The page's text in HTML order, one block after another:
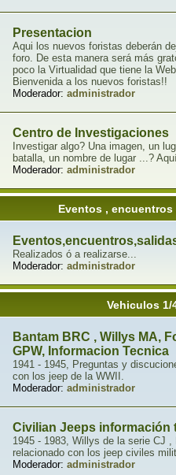
Presentacion
Aqui los nuevos foristas deberán
foro. De esta manera será más
poco la Virtualidad que tiene la
Bienvenida a los nuevos foristas!!
Moderador: administrador
Centro de Investigaciones
Investigar algo? Una imagen, un
batalla, un nombre de lugar ...?
Moderador: administrador
Eventos ,
Realizados ó a realizarse...
Moderador: administrador
Vehiculos 1/
Bantam BRC , Willys MA,
GPW, Informacion Tecnica
1941 - 1945, Preguntas y
con los jeep de la WWII.
Moderador: administrador
Civilian Jeeps información
1945 - 1983, Willys de la serie CJ
relacionado con los jeep civiles
Moderador: administrador